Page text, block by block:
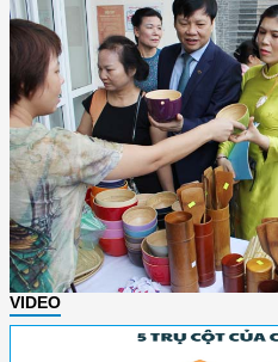
VIDEO